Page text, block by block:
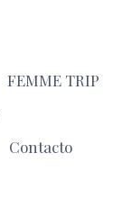
FEMME TRIP
Contacto